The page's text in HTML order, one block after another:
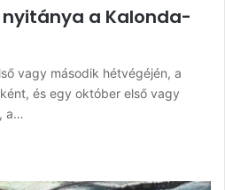
a Kalonda-
vagy második hétvégéjén, a
és egy október első vagy
a…